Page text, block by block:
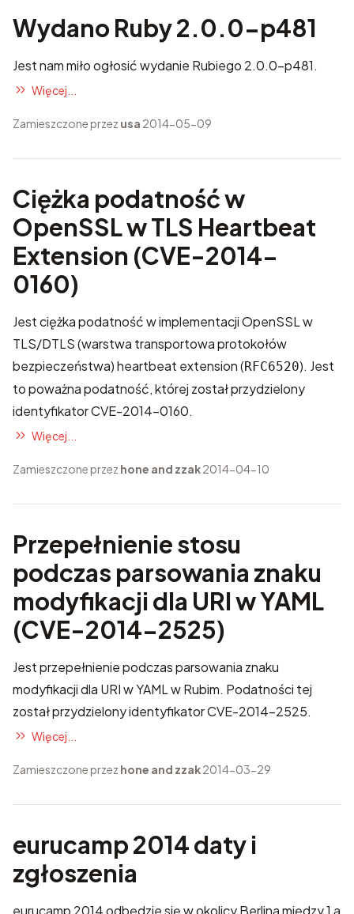
Wydano Ruby 2.0.0-p481
Jest nam miło ogłosić wydanie Rubiego 2.0.0-p481.
Więcej...
Zamieszczone przez usa 2014-05-09
Ciężka podatność w
OpenSSL w TLS Heartbeat
Extension (CVE-2014-
0160)
Jest ciężka podatność w implementacji OpenSSL w
TLS/DTLS (warstwa transportowa protokołów
bezpieczeństwa) heartbeat extension (RFC6520). Jest
to poważna podatność, której został przydzielony
identyfikatorCVE-2014-0160.
Więcej...
Zamieszczone przez hone and zzak2014-04-10
Przepełnienie stosu
podczas parsowania znaku
modyfikacji dla URI w YAML
(CVE-2014-2525)
Jest przepełnienie podczas parsowania znaku
modyfikacji dla URI w YAML w Rubim. Podatności tej
został przydzielony identyfikatorCVE-2014-2525.
Więcej...
Zamieszczone przez hone and zzak2014-03-29
eurucamp 2014 daty i
zgłoszenia
eurucamp 2014odbędzie się w okolicy Berlina między 1 a